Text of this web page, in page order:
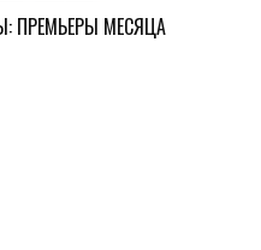
ПРЕМЬЕРЫ МЕСЯЦА